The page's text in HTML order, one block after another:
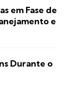
em Fase de
e
Durante o